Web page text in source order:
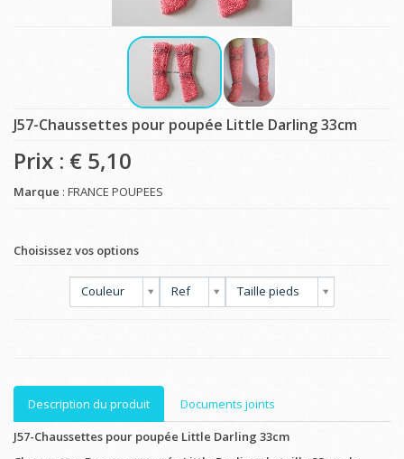
J57-Chaussettes pour poupée Little Darling 33cm
Prix : € 5,10
Marque : FRANCE POUPEES
Choisissez vos options
Couleur Ref Taille pieds
Description du produit
Documents joints
J57-Chaussettes pour poupée Little Darling 33cm